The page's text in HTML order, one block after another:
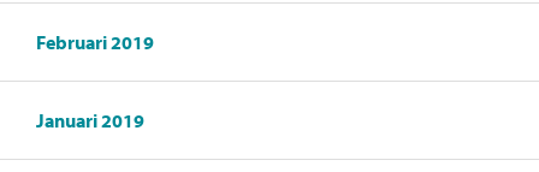
Februari 2019
Januari 2019